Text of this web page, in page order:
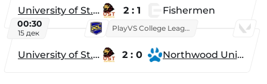
University of St. Thomas 2 : 1 Fishermen
00:30
15 дек
PlayVS College League 2025: Fall
University of St. Thomas 2 : 0 Northwood University